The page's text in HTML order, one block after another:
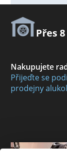
Přes
Nakupujete
Přijeďte se
prodejny